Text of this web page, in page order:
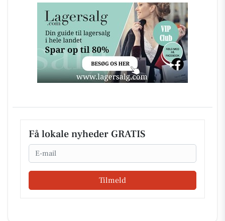
Få lokale nyheder GRATIS
Email
Tilmeld